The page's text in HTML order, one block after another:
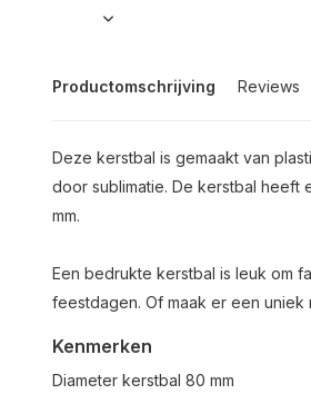
Productomschrijving Reviews
Deze kerstbal is gemaakt van
door sublimatie. De kerstbal heeft
mm.
Een bedrukte kerstbal is leuk om
feestdagen. Of maak er een uniek
Kenmerken
Diameter kerstbal 80 mm